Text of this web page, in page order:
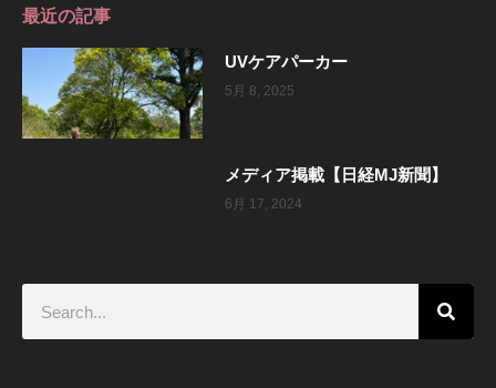
最近の記事
UVケアパーカー
5月 8, 2025
メディア掲載【日経MJ新聞】
6月 17, 2024